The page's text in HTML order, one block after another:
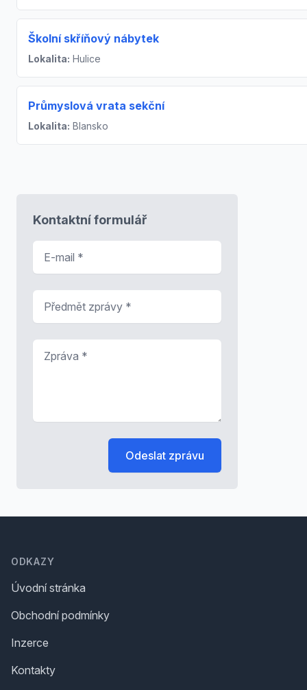
Školní skříňový nábytek
Lokalita: Hulice
Průmyslová vrata sekční
Lokalita: Blansko
Kontaktní formulář
Odeslat zprávu
ODKAZY
Úvodní stránka
Obchodní podmínky
Inzerce
Kontakty